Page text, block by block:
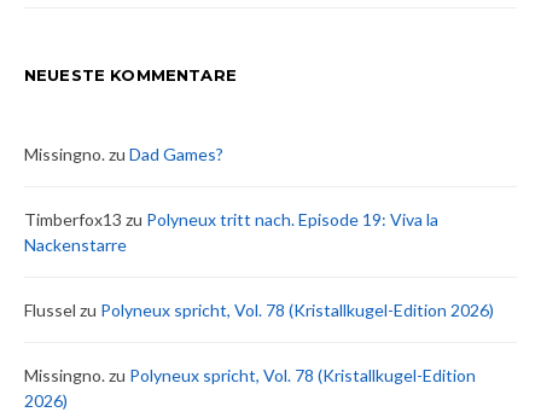
NEUESTE KOMMENTARE
Missingno.zu Dad Games?
Timberfox13 zu Polyneux tritt nach. Episode 19: Viva la
Nackenstarre
Flussel zu Polyneux spricht, Vol. 78 (Kristallkugel-Edition 2026)
Missingno.zu Polyneux spricht, Vol. 78 (Kristallkugel-Edition
2026)